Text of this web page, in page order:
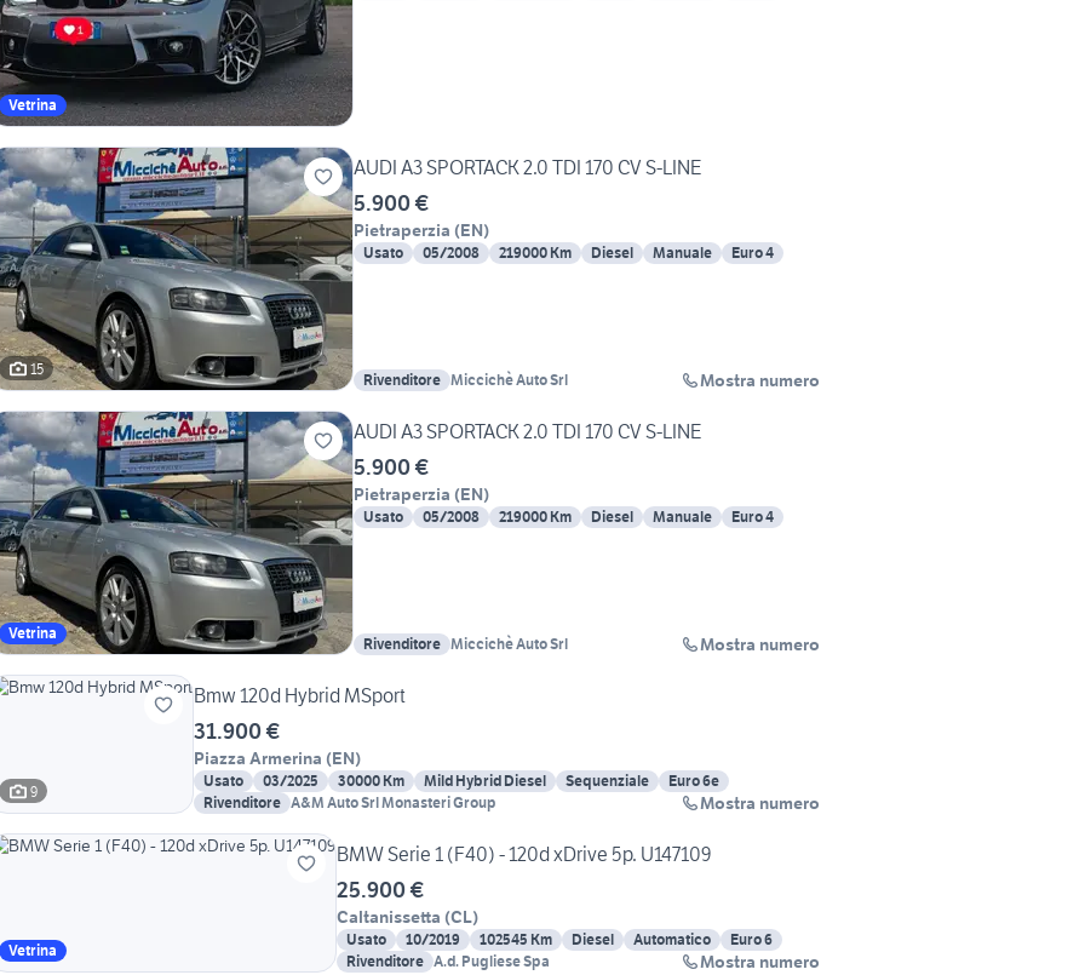
Vetrina
15
AUDI A3 SPORTACK 2.0 TDI 170 CV S-LINE
5.900 €
Pietraperzia (EN)
Usato 05/2008 219000 Km Diesel Manuale Euro 4
Rivenditore Miccichè Auto Srl Mostra numero
Vetrina
AUDI A3 SPORTACK 2.0 TDI 170 CV S-LINE
5.900 €
Pietraperzia (EN)
Usato 05/2008 219000 Km Diesel Manuale Euro 4
Rivenditore Miccichè Auto Srl Mostra numero
9
Bmw 120d Hybrid MSport
31.900 €
Piazza Armerina (EN)
Usato 03/2025 30000 Km Mild Hybrid Diesel Sequenziale
Euro 6e
Rivenditore A&M Auto Srl Monasteri Group Mostra numero
Vetrina
BMW Serie 1 (F40) - 120d xDrive 5p. U147109
25.900 €
Caltanissetta (CL)
Usato 10/2019 102545 Km Diesel Automatico
Euro 6
Rivenditore A.d. Pugliese Spa Mostra numero